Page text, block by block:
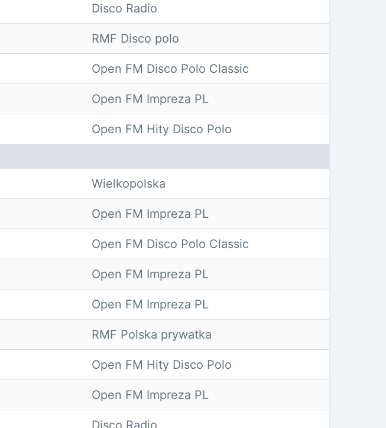
Disco Radio
RMF Disco polo
Open FM Disco Polo Classic
Open FM Impreza PL
Open FM Hity Disco Polo
Wielkopolska
Open FM Impreza PL
Open FM Disco Polo Classic
Open FM Impreza PL
Open FM Impreza PL
RMF Polska prywatka
Open FM Hity Disco Polo
Open FM Impreza PL
Disco Radio